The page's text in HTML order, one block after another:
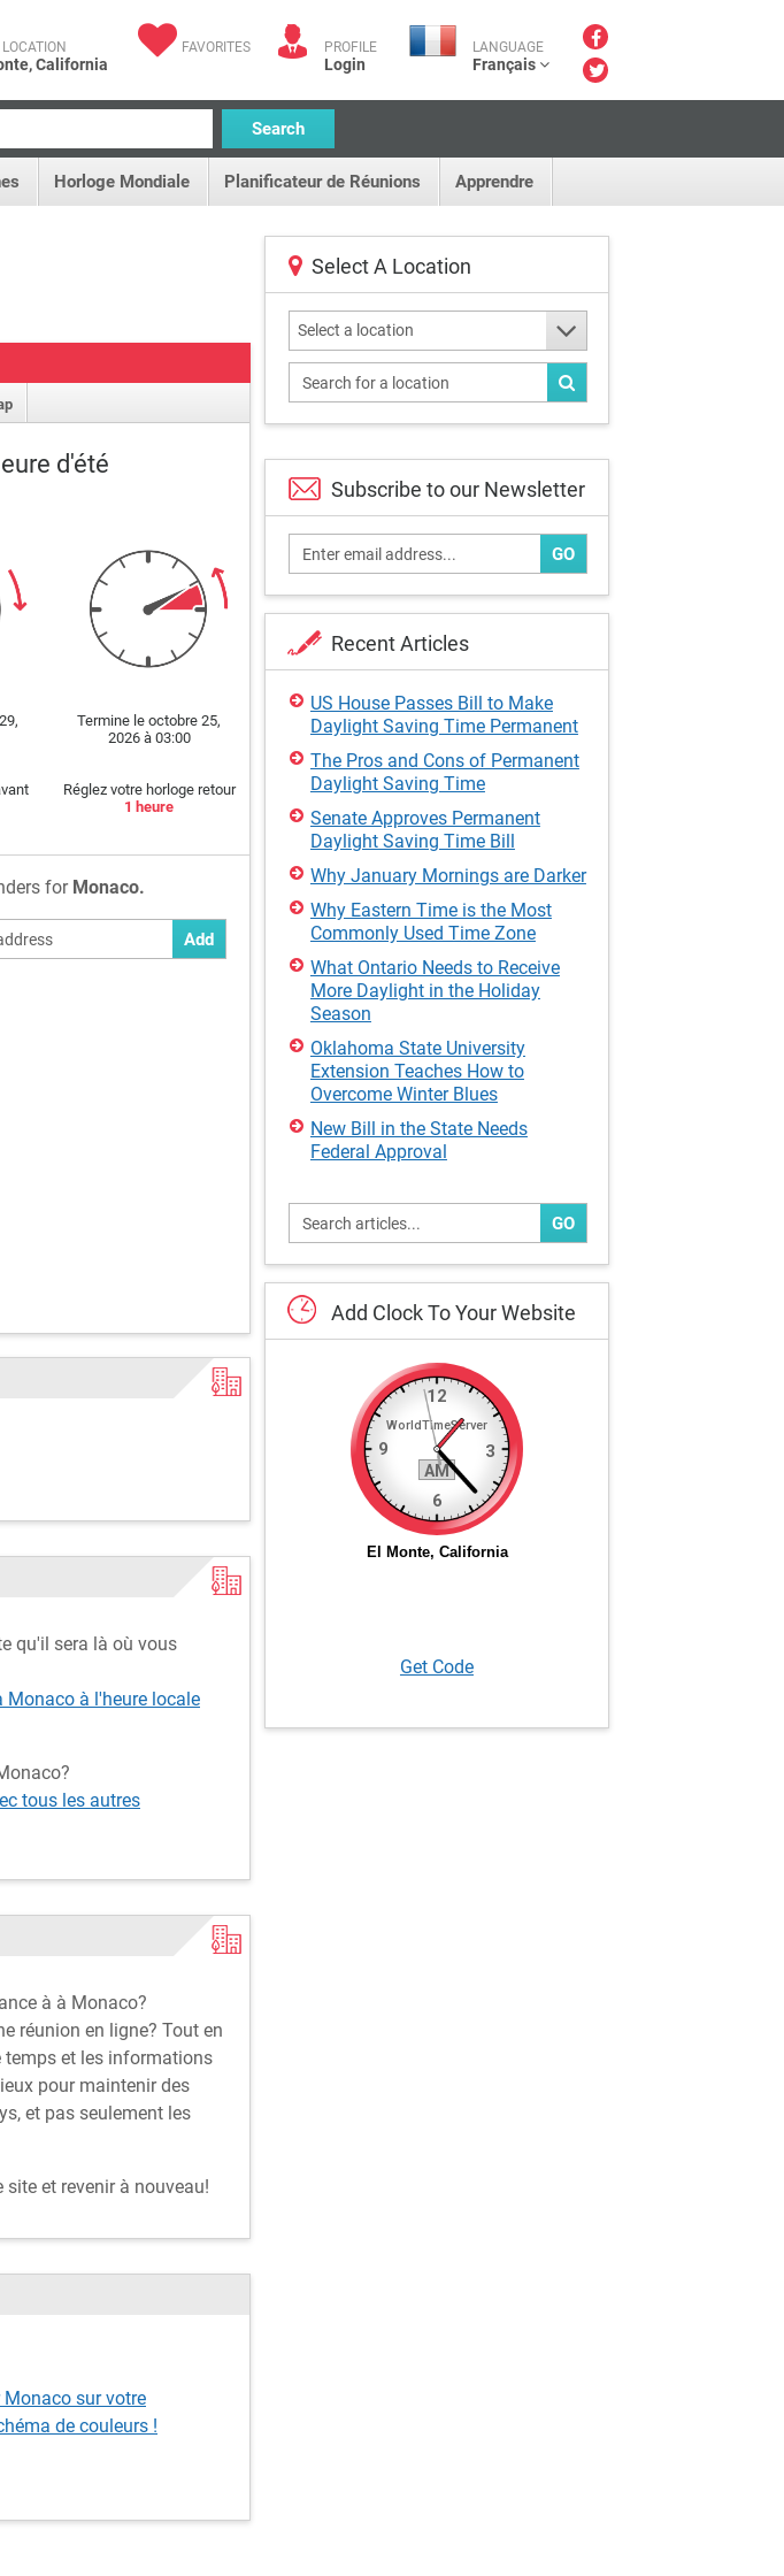
California
FAVORITES PROFILE
Login
LANGUAGE
Français
Search
Horloge Mondiale Planificateur de Réunions Apprendre
d'été
Termine le octobre 25,
2026 à 03:00
Réglez votre horloge retour
1 heure
for Monaco.
Add
qu'il sera là où vous
Monaco à l'heure locale
tous les autres
à à Monaco?
réunion en ligne? Tout en
temps et les informations
pour maintenir des
et pas seulement les
et revenir à nouveau!
sur votre
de couleurs !
Select A Location
Select a location
Subscribe to our Newsletter
GO
Recent Articles
US House Passes Bill to Make
Daylight Saving Time Permanent
The Pros and Cons of Permanent
Daylight Saving Time
Senate Approves Permanent
Daylight Saving Time Bill
Why January Mornings are Darker
Why Eastern Time is the Most
Commonly Used Time Zone
What Ontario Needs to Receive
More Daylight in the Holiday
Season
Oklahoma State University
Extension Teaches How to
Overcome Winter Blues
New Bill in the State Needs
Federal Approval
GO
Add ClockToYourWebsite
Get Code